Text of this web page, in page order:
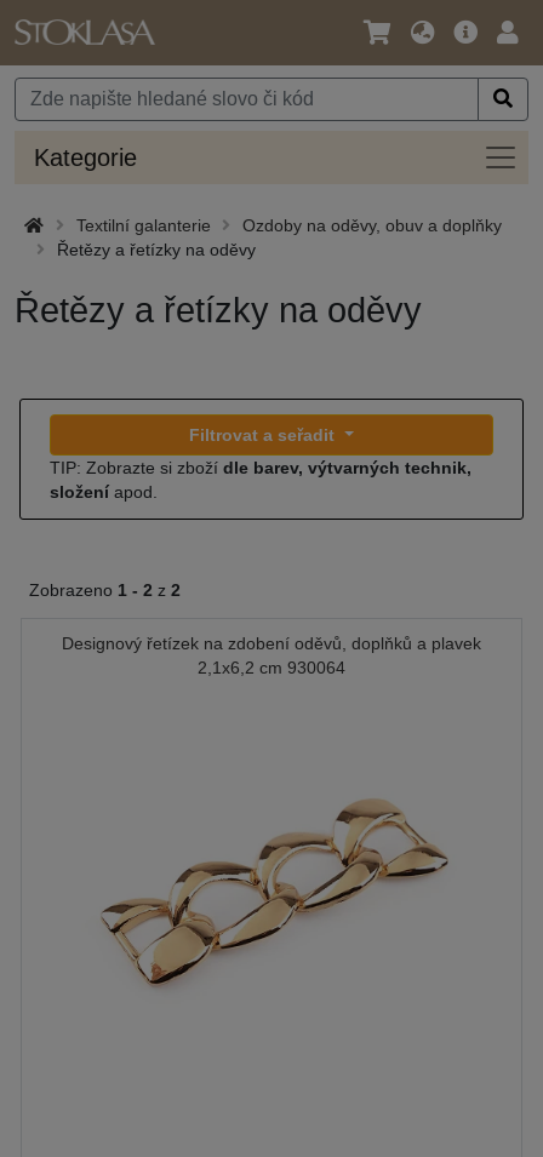
Jazyk
Měna
Hlavní
Kategorie
Textilní galanterie
Ozdoby na oděvy, obuv a doplňky
Řetězy a řetízky na oděvy
Řetězy a řetízky na oděvy
Filtrovat a seřadit
TIP: Zobrazte si zboží dle barev, výtvarných technik,
složení apod.
Zobrazeno 1 - 2 z 2
Designový řetízek na zdobení oděvů, doplňků a plavek
2,1x6,2 cm 930064